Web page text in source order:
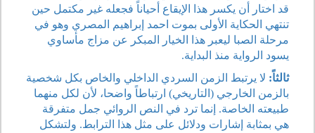
قد اختار أن يكسر هذا الإيقاع أحياناً فجعله غير مكتمل حين
تنتهي الحكاية الأولى بموت احمد إبراهيم المصري وهو في
مرحلة الصبا ليعبر هذا الخيار المبكر عن مزاج مأساوي
يسود الرواية منذ البداية.
ثالثاً: لا يرتبط الزمن السردي الداخلي والخاص بكل شخصية
بالزمن الخارجي (التاريخي) ارتباطاً واضحا، لأن لكل منهما
طبيعته الخاصة. إنما ترد في النص الروائي جمل متفرقة
هي بمثابة إشارات ودلائل على مثل هذا الترابط. ولتشكل